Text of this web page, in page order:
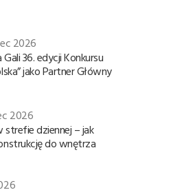
2026
Gali 36. edycji Konkursu
jako Partner Główny
2026
strefie dziennej – jak
do wnętrza